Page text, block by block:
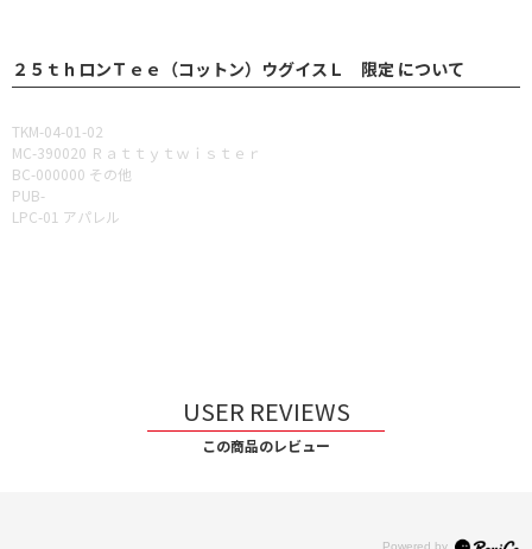
２５ｔｈロンＴｅｅ（コットン）ウグイスＬ 限定 について
TKM-04-01-02
MC-390020 Ｒａｔｔｙｔｗｉｓｔｅｒ
BC-000000 その他
PUB-
LPC-01 アパレル
USER REVIEWS
この商品のレビュー